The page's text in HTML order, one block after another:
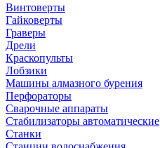
Винтоверты
Гайковерты
Граверы
Дрели
Краскопульты
Лобзики
Машины алмазного бурения
Перфораторы
Сварочные аппараты
Стабилизаторы автоматические
Станки